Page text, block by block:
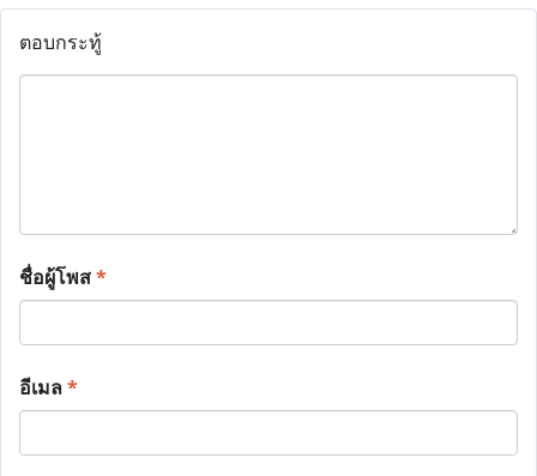
ตอบกระทู้
ชื่อผู้โพส*
อีเมล*